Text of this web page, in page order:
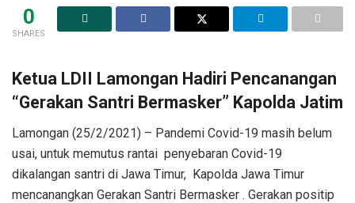
0
SHARES
Ketua LDII Lamongan Hadiri Pencanangan
“Gerakan Santri Bermasker” Kapolda Jatim
Lamongan (25/2/2021) – Pandemi Covid-19 masih belum
usai, untuk memutus rantai penyebaran Covid-19
dikalangan santri di Jawa Timur, Kapolda Jawa Timur
mencanangkan Gerakan Santri Bermasker . Gerakan positip